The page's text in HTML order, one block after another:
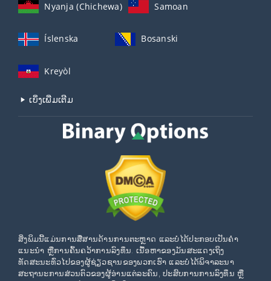
Nyanja (Chichewa) Samoan
Íslenska Bosanski
Kreyòl
ເບິ່ງເພີ່ມເຕີມ
ສິ່ງພິມນີ້ແມ່ນການສື່ສານດ້ານການຕະຫຼາດ ແລະບໍ່ໄດ້ປະກອບເປັນຄໍາ
ແນະນໍາ ຫຼືການຄົ້ນຄວ້າການລົງທຶນ. ເນື້ອຫາຂອງມັນສະແດງເຖິງ
ທັດສະນະທົ່ວໄປຂອງຜູ້ຊ່ຽວຊານຂອງພວກເຮົາ ແລະບໍ່ໄດ້ພິຈາລະນາ
ສະຖານະການສ່ວນຕົວຂອງຜູ້ອ່ານແຕ່ລະຄົນ, ປະສົບການການລົງທຶນ ຫຼື